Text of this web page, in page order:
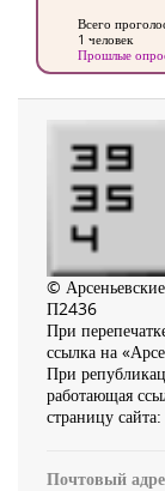
Всего
1 человек
Прошлые
©
П2436
При
ссылка на
При
работающая
страницу сайта:
Почтовый